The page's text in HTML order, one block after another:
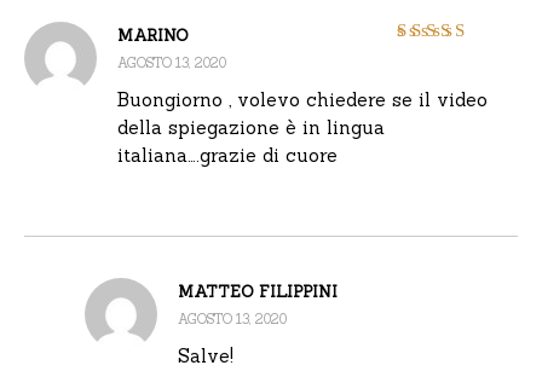
MARINO
AGOSTO 13, 2020
Buongiorno , volevo chiedere se il video
della spiegazione è in lingua
italiana….grazie di cuore
MATTEO FILIPPINI
AGOSTO 13, 2020
Salve!